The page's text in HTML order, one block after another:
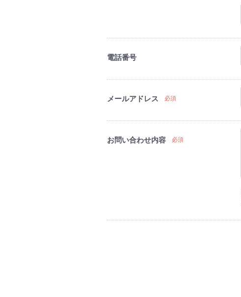
電話番号
メールアドレス 必須
お問い合わせ内容 必須